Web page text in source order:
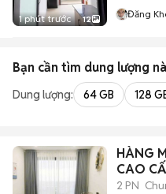
1 phút trước 12 Đăng
Bạn cần tìm dung lượng
Dung lượng: 64 GB 128
HÀNG
CAO
TDM BD
2 PN